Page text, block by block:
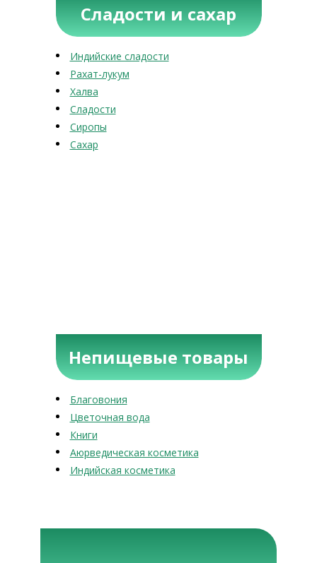
Сладости и сахар
Индийские сладости
Рахат-лукум
Халва
Сладости
Сиропы
Сахар
Непищевые товары
Благовония
Цветочная вода
Книги
Аюрведическая косметика
Индийская косметика